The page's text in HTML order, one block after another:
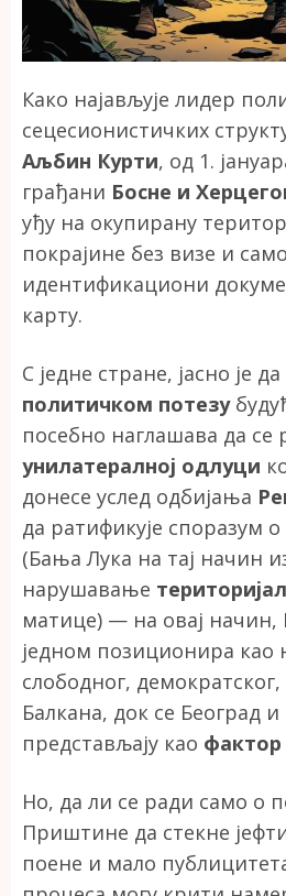
Како најављује лидер
сецесионистичких
Аљбин Курти, од 1.
грађани Босне и
уђу на окупирану
покрајине без визе и
идентификациони
карту.
С једне стране, јасно је
политичком потезу
посебно наглашава да се
унилатералној одлуци
донесе услед одбијања
да ратификује споразум
(Бања Лука на тај начин
нарушавање
матице) — на овај
једном позиционира као
слободног,
Балкана, док се Београд
представљају као фактор
Но, да ли се ради само о
Приштине да стекне
поене и мало